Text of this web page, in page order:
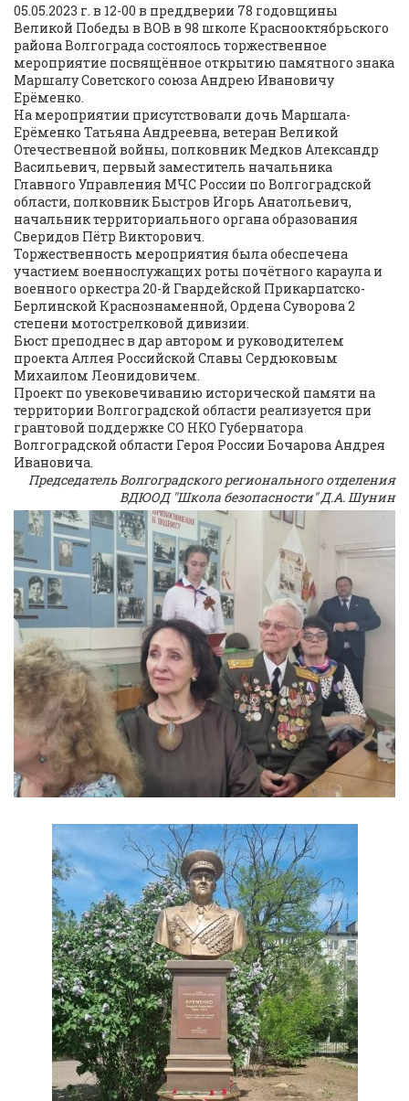
05.05.2023 г. в 12-00 в преддверии 78 годовщины
Великой Победы в ВОВ в 98 школе Краснооктябрьского
района Волгограда состоялось торжественное
мероприятие посвящённое открытию памятного знака
Маршалу Советского союза Андрею Ивановичу
Ерёменко.
На мероприятии присутствовали дочь Маршала-
Ерёменко Татьяна Андреевна, ветеран Великой
Отечественной войны, полковник Медков Александр
Васильевич, первый заместитель начальника
Главного Управления МЧС России по Волгоградской
области, полковник Быстров Игорь Анатольевич,
начальник территориального органа образования
Сверидов Пётр Викторович.
Торжественность мероприятия была обеспечена
участием военнослужащих роты почётного караула и
военного оркестра 20-й Гвардейской Прикарпатско-
Берлинской Краснознаменной, Ордена Суворова 2
степени мотострелковой дивизии.
Бюст преподнес в дар автором и руководителем
проекта Аллея Российской Славы Сердюковым
Михаилом Леонидовичем.
Проект по увековечиванию исторической памяти на
территории Волгоградской области реализуется при
грантовой поддержке СО НКО Губернатора
Волгоградской области Героя России Бочарова Андрея
Ивановича.
Председатель Волгоградского регионального отделения
ВДЮОД "Школа безопасности" Д.А. Шунин